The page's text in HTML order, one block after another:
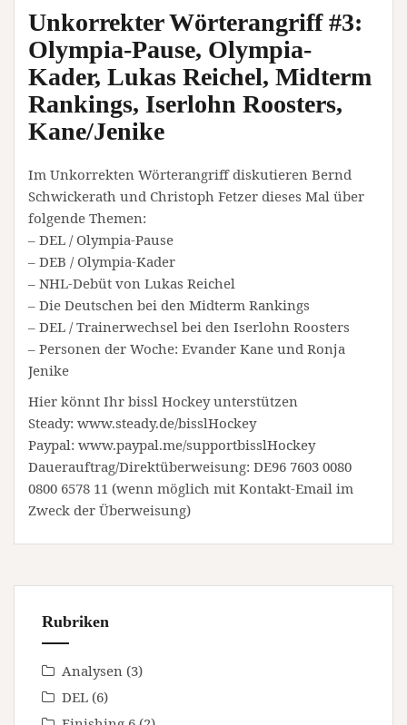
Unkorrekter Wörterangriff #3:
Olympia-Pause, Olympia-
Kader, Lukas Reichel, Midterm
Rankings, Iserlohn Roosters,
Kane/Jenike
Im Unkorrekten Wörterangriff diskutieren Bernd
Schwickerath und Christoph Fetzer dieses Mal über
folgende Themen:
– DEL / Olympia-Pause
– DEB / Olympia-Kader
– NHL-Debüt von Lukas Reichel
– Die Deutschen bei den Midterm Rankings
– DEL / Trainerwechsel bei den Iserlohn Roosters
– Personen der Woche: Evander Kane und Ronja
Jenike
Hier könnt Ihr bissl Hockey unterstützen
Steady: www.steady.de/bisslHockey
Paypal: www.paypal.me/supportbisslHockey
Dauerauftrag/Direktüberweisung: DE96 7603 0080
0800 6578 11 (wenn möglich mit Kontakt-Email im
Zweck der Überweisung)
Rubriken
Analysen (3)
DEL (6)